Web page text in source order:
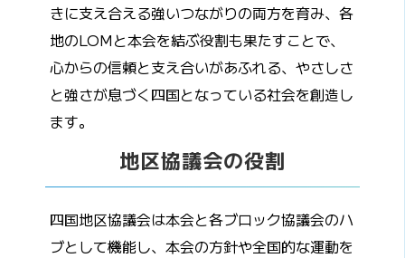
きに支え合える強いつながりの両方を育み、各
地のLOMと本会を結ぶ役割も果たすことで、
心からの信頼と支え合いがあふれる、やさしさ
と強さが息づく四国となっている社会を創造し
ます。
地区協議会の役割
四国地区協議会は本会と各ブロック協議会のハ
ブとして機能し、本会の方針や全国的な運動を